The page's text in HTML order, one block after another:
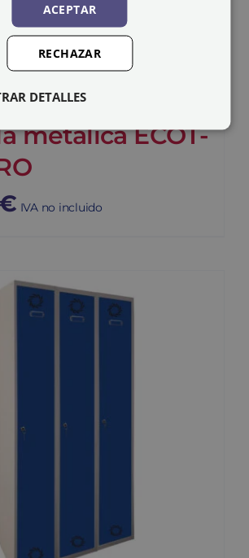
metálica ECOT-
€ IVA no incluido
ACEPTAR
RECHAZAR
DETALLES